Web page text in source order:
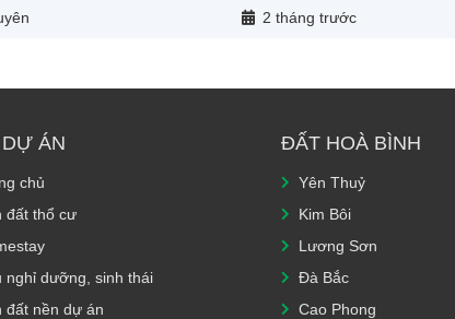
2 tháng trước
ÁN
chủ
đất thổ cư
nghỉ dưỡng, sinh thái
đất nền dự án
ĐẤT HOÀ BÌNH
Yên Thuỷ
Kim Bôi
Lương Sơn
Đà Bắc
Cao Phong